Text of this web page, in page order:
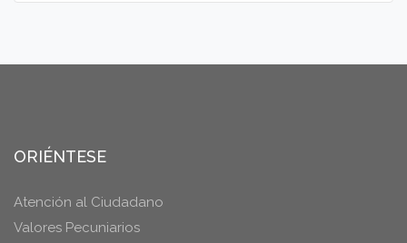
ORIÉNTESE
Atención al Ciudadano
Valores Pecuniarios